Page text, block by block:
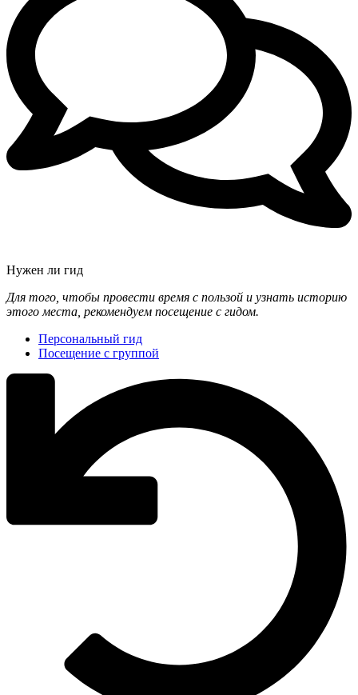
Нужен ли гид
Для того, чтобы провести время с пользой и узнать историю
этого места, рекомендуем посещение с гидом.
Персональный гид
Посещение с группой